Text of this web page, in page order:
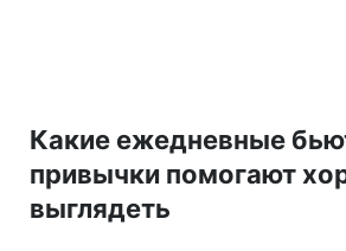
Какие ежедневные
привычки помогают
выглядеть